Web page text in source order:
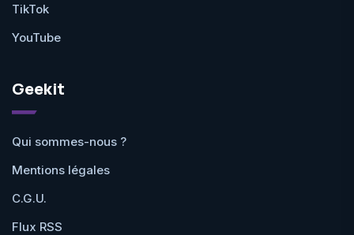
TikTok
YouTube
Geekit
Qui sommes-nous ?
Mentions légales
C.G.U.
Flux RSS